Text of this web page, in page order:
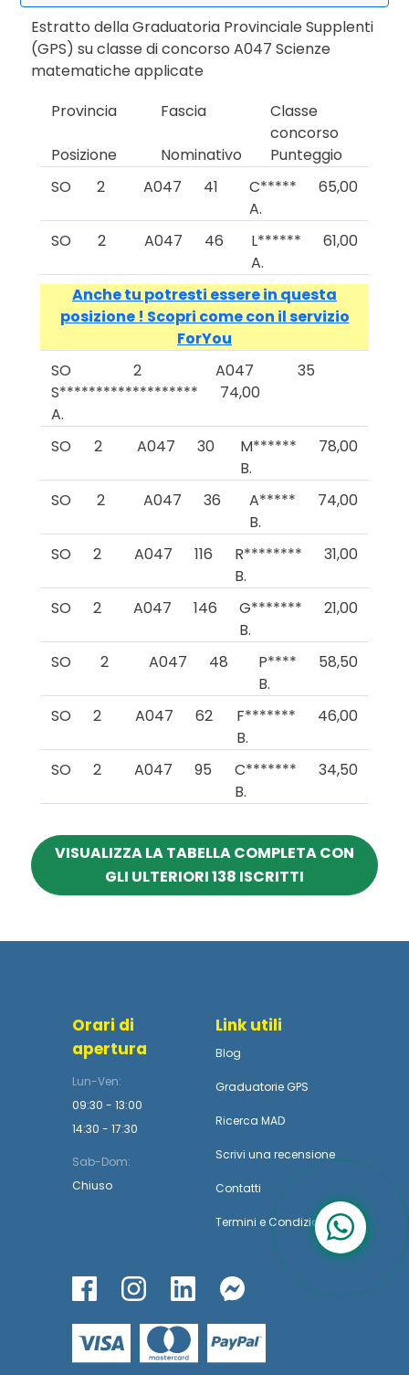
Estratto della Graduatoria Provinciale Supplenti
(GPS) su classe di concorso A047 Scienze
matematiche applicate
Provincia
Fascia
Classe
concorso
Posizione
Nominativo
Punteggio
SO
2 A047 41
C*****
A.
65,00
SO 2 A047 46
L******
A.
61,00
Anche tu potresti essere in questa
posizione ! Scopri come con il servizio
ForYou
SO
2 A047
35
S*******************
A.
74,00
SO 2 A047 30
M******
B.
78,00
SO 2 A047 36
A*****
B.
74,00
SO 2 A047 116
R********
B.
31,00
SO 2 A047 146
G*******
B.
21,00
SO 2 A047 48
P****
B.
58,50
SO 2 A047 62
F*******
B.
46,00
SO 2 A047 95
C*******
B.
34,50
VISUALIZZA LA TABELLA COMPLETA CON
GLI ULTERIORI 138 ISCRITTI
Orari di
apertura
Lun-Ven:
09:30 - 13:00
14:30 - 17:30
Sab-Dom:
Chiuso
Link utili
Blog
Graduatorie GPS
Ricerca MAD
Scrivi una recensione
Contatti
Termini e Condizioni